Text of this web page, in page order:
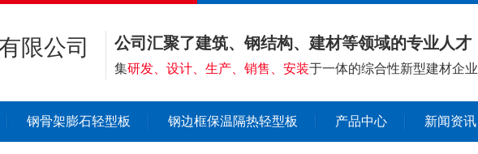
公司汇聚了建筑、钢结构、建材等领域的专业人才
集研发、设计、生产、销售、安装于一体的综合性新型建材企业
钢骨架膨石轻型板 钢边框保温隔热轻型板 产品中心 新闻资讯